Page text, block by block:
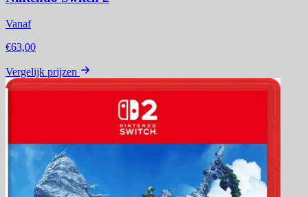
Vanaf
€63,00
Vergelijk prijzen